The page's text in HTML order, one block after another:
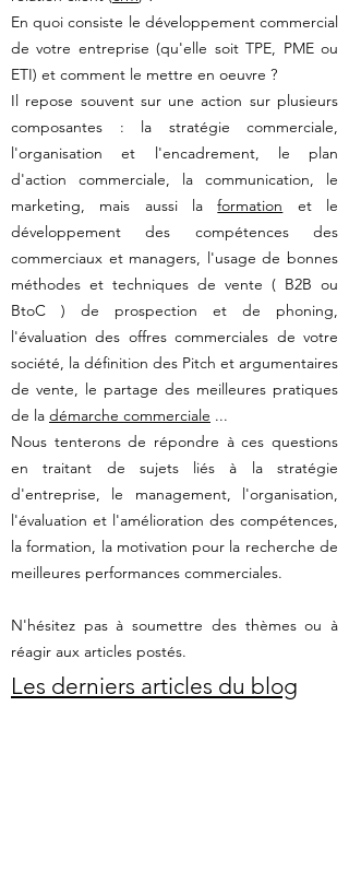
En quoi consiste le développement commercial
de votre entreprise (qu'elle soit TPE, PME ou
ETI) et comment le mettre en oeuvre ?
Il repose souvent sur une action sur plusieurs
composantes : la stratégie commerciale,
l'organisation et l'encadrement, le plan
d'action commerciale, la communication, le
marketing, mais aussi laformation et le
développement des compétences des
commerciaux et managers, l'usage de bonnes
méthodes et techniques de vente ( B2B ou
BtoC ) de prospection et de phoning,
l'évaluation des offres commerciales de votre
société, la définition des Pitch et argumentaires
de vente, le partage des meilleures pratiques
de la démarche commerciale ...
Nous tenterons de répondre à ces questions
en traitant de sujets liés à la stratégie
d'entreprise, le management, l'organisation,
l'évaluation et l'amélioration des compétences,
la formation, la motivation pour la recherche de
meilleures performances commerciales.
N'hésitez pas à soumettre des thèmes ou à
réagir aux articles postés.
Les derniers articles du blog